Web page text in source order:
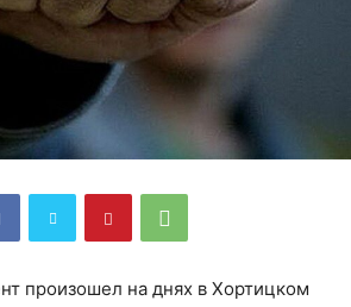
произошел на днях в Хортицком